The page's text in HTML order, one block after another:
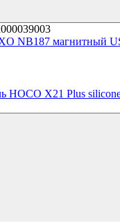
NB187 магнитный